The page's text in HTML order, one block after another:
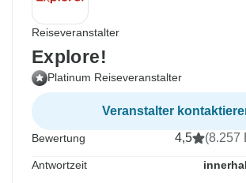
Reiseveranstalter
Explore!
Platinum Reiseveranstalter
Veranstalter
Bewertung 4,5 (8.257
Antwortzeit